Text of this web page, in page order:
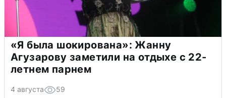
«Я была шокирована»: Жанну
Агузарову заметили на отдыхе с 22-
летнем парнем
4 августа 59